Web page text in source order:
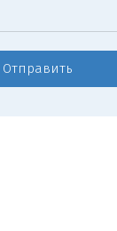
Отправить